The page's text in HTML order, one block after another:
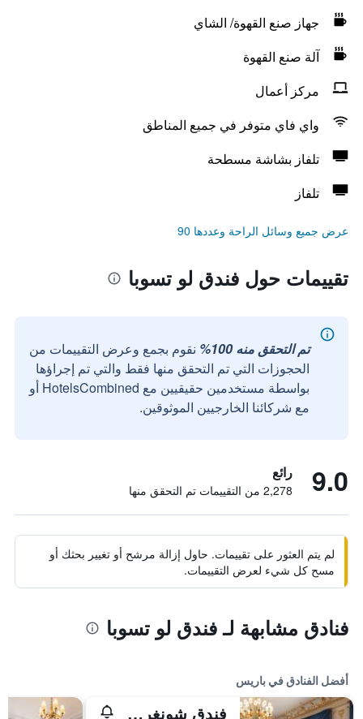
جهاز صنع القهوة/ الشاي
آلة صنع القهوة
مركز أعمال
واي فاي متوفر في جميع المناطق
تلفاز بشاشة مسطحة
تلفاز
عرض جميع وسائل الراحة وعددها 90
تقييمات حول فندق لو تسوبا
تم التحقق منه 100%
نقوم بجمع وعرض التقييمات من
الحجوزات التي تم التحقق منها فقط والتي تم إجراؤها
بواسطة مستخدمين حقيقيين مع HotelsCombined أو
مع شركائنا الخارجيين الموثوقين.
9.0 رائع
2,278 من التقييمات تم التحقق منها
لم يتم العثور على تقييمات. حاول إزالة مرشح أو تغيير بحثك أو
مسح كل شيء لعرض التقييمات.
فنادق مشابهة لـ فندق لو تسوبا
أفضل الفنادق في باريس
فندق شونغري-لا، باريس